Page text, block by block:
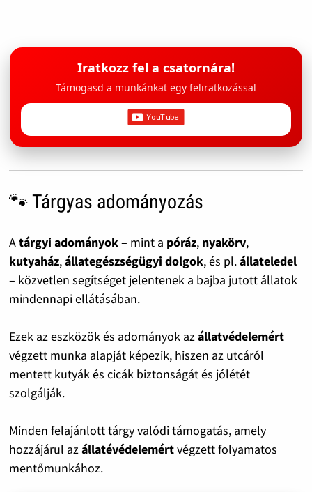
Iratkozz fel a csatornára!
Támogasd a munkánkat egy feliratkozással
🐾 Tárgyas adományozás
Atárgyi adományok– mint a póráz, nyakörv,
kutyaház,állategészségügyi dolgok, és pl.állateledel
– közvetlen segítséget jelentenek a bajba jutott állatok
mindennapi ellátásában.
Ezek az eszközök és adományok azállatvédelemért
végzett munka alapját képezik, hiszen az utcáról
mentett kutyák és cicák biztonságát és jólétét
szolgálják.
Minden felajánlott tárgy valódi támogatás, amely
hozzájárul azállatévédelemértvégzett folyamatos
mentőmunkához.